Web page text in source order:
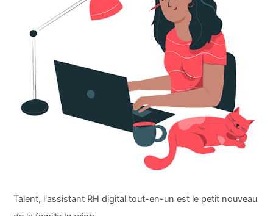
Talent, l'assistant RH digital tout-en-un est le petit nouveau